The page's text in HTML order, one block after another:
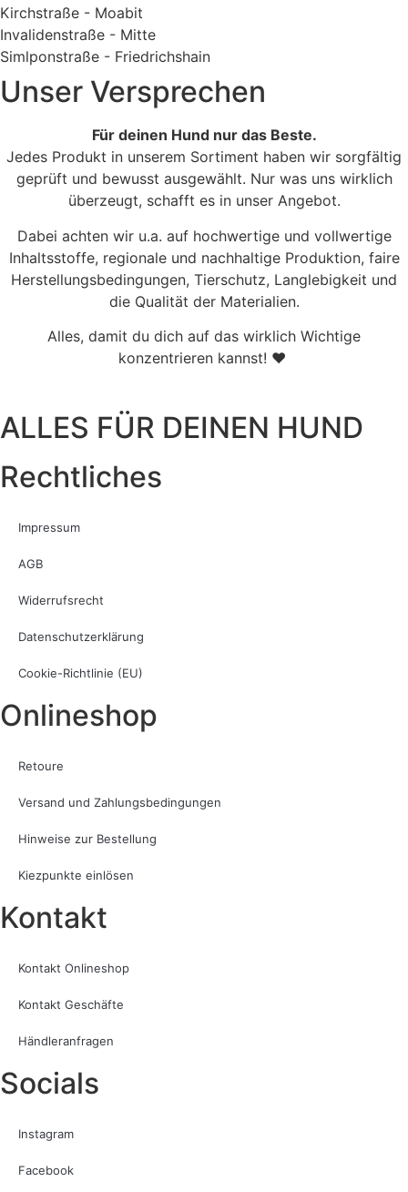
Kirchstraße - Moabit
Invalidenstraße - Mitte
Simlponstraße - Friedrichshain
Unser Versprechen
Für deinen Hund nur das Beste.
Jedes Produkt in unserem Sortiment haben wir sorgfältig
geprüft und bewusst ausgewählt. Nur was uns wirklich
überzeugt, schafft es in unser Angebot.
Dabei achten wir u.a. auf hochwertige und vollwertige
Inhaltsstoffe, regionale und nachhaltige Produktion, faire
Herstellungsbedingungen, Tierschutz, Langlebigkeit und
die Qualität der Materialien.
Alles, damit du dich auf das wirklich Wichtige
konzentrieren kannst! ♥
ALLES FÜR DEINEN HUND
Rechtliches
Impressum
AGB
Widerrufsrecht
Datenschutzerklärung
Cookie-Richtlinie (EU)
Onlineshop
Retoure
Versand und Zahlungsbedingungen
Hinweise zur Bestellung
Kiezpunkte einlösen
Kontakt​
Kontakt Onlineshop
Kontakt Geschäfte
Händleranfragen
Socials
Instagram
Facebook